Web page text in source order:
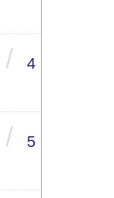
/ 4
/ 5